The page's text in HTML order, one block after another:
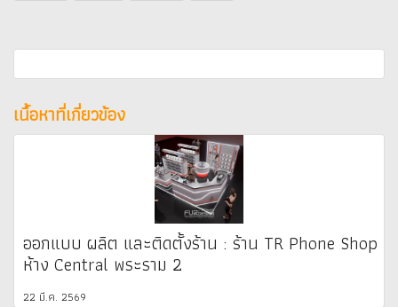
เนื้อหาที่เกี่ยวข้อง
ออกแบบ ผลิต และติดตั้งร้าน : ร้าน TR Phone Shop
ห้าง Central พระราม 2
22 มี.ค. 2569